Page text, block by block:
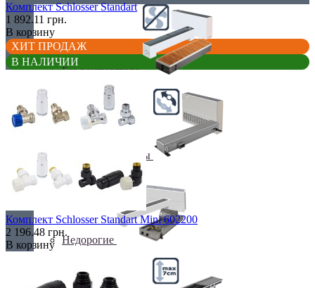
Без вентилятора
Климаконвекторы
Недорогие
Комплект Schlosser Standart
1 892.11 грн.
В корзину
ХИТ ПРОДАЖ
В НАЛИЧИИ
Комплект Schlosser Standart Mini 602200
2 196.48 грн.
В корзину